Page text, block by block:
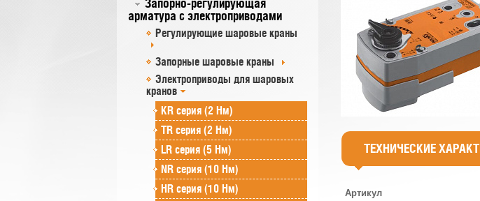
Запорно-регулирующая
арматура с электроприводами
Регулирующие шаровые краны
Запорные шаровые краны
Электроприводы для шаровых
кранов
KR серия (2 Нм)
TR серия (2 Нм)
LR серия (5 Нм)
NR серия (10 Нм)
HR серия (10 Нм)
ТЕХНИЧЕСКИЕ
Артикул